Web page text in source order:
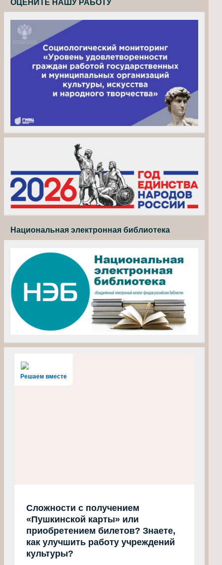
Национальная электронная библиотека
Решаем вместе
Сложности с получением
«Пушкинской карты» или
приобретением билетов? Знаете,
как улучшить работу учреждений
культуры?